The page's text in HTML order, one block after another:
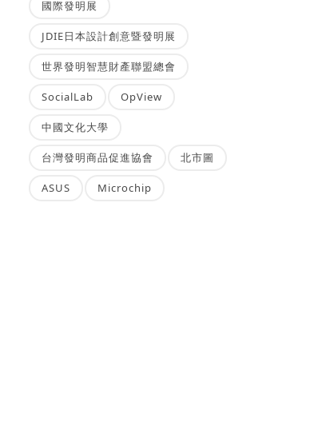
國際發明展
JDIE日本設計創意暨發明展
世界發明智慧財產聯盟總會
SocialLab OpView
中國文化大學
台灣發明商品促進協會 北市圖
ASUS Microchip